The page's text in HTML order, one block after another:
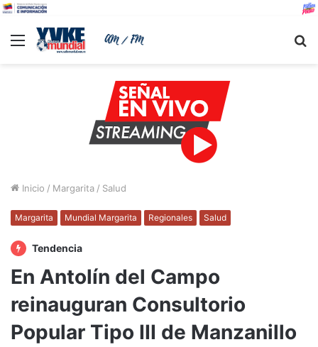
Menu
Inicio / Margarita / Salud
Margarita Mundial Margarita Regionales Salud
Tendencia
En Antolín del Campo
reinauguran Consultorio
Popular Tipo III de Manzanillo